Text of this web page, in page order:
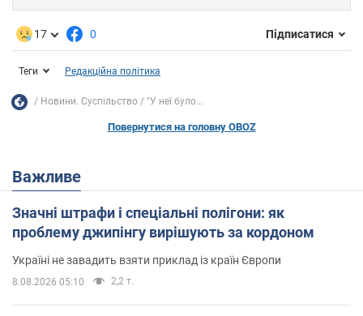
17 0 Підписатися
Теги Редакційна політика
Новини. Суспільство "У неї було...
Повернутися на головну OBOZ
Важливе
Значні штрафи і спеціальні полігони: як
проблему джипінгу вирішують за кордоном
Україні не завадить взяти приклад із країн Європи
8.08.2026 05:10 2,2 т.